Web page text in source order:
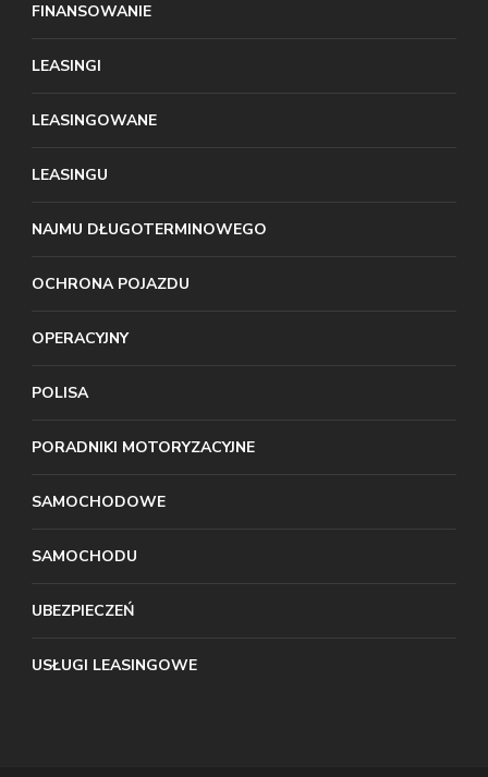
FINANSOWANIE
LEASINGI
LEASINGOWANE
LEASINGU
NAJMU DŁUGOTERMINOWEGO
OCHRONA POJAZDU
OPERACYJNY
POLISA
PORADNIKI MOTORYZACYJNE
SAMOCHODOWE
SAMOCHODU
UBEZPIECZEŃ
USŁUGI LEASINGOWE